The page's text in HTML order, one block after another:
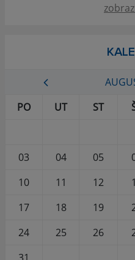
PO
UT ST
03
04 05
10
11 12
17
18 19
24
25 26